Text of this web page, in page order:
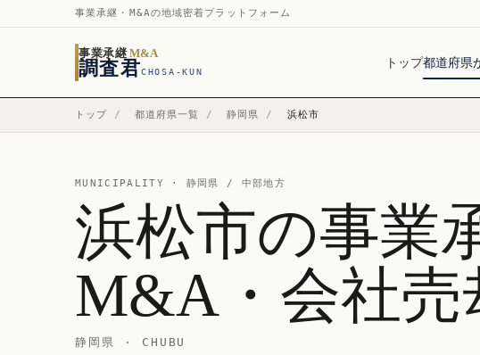
事業承継・M&Aの地域密着プラットフォーム
事業承継 M&A
調査君CHOSA-KUN
トップ都道府県
トップ / 都道府県一覧 / 静岡県 / 浜松市
MUNICIPALITY · 静岡県 / 中部地方
浜松市の事業
M&A・会社売
静岡県 · CHUBU